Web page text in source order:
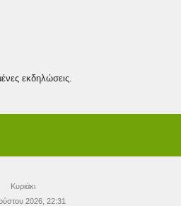
εκδηλώσεις.
Κυριάκι
2026, 22:31